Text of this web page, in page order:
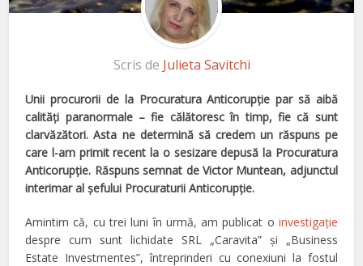
Scris de Julieta Savitchi
Unii procurorii de la Procuratura Anticorupţie par să aibă
calităţi paranormale – fie călătoresc în timp, fie că sunt
clarvăzători. Asta ne determină să credem un răspuns pe
care l-am primit recent la o sesizare depusă la Procuratura
Anticorupţie. Răspuns semnat de Victor Muntean, adjunctul
interimar al şefului Procuraturii Anticorupţie.
Amintim că, cu trei luni în urmă, am publicat o investigaţie
despre cum sunt lichidate SRL „Caravita” şi „Business
Estate Investmentes”, întreprinderi cu conexiuni la fostul